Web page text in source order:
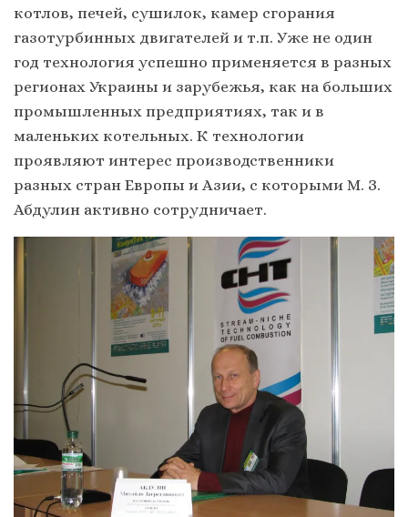
котлов, печей, сушилок, камер сгорания
газотурбинных двигателей и т.п. Уже не один
год технология успешно применяется в разных
регионах Украины и зарубежья, как на больших
промышленных предприятиях, так и в
маленьких котельных. К технологии
проявляют интерес производственники
разных стран Европы и Азии, с которыми М. З.
Абдулин активно сотрудничает.